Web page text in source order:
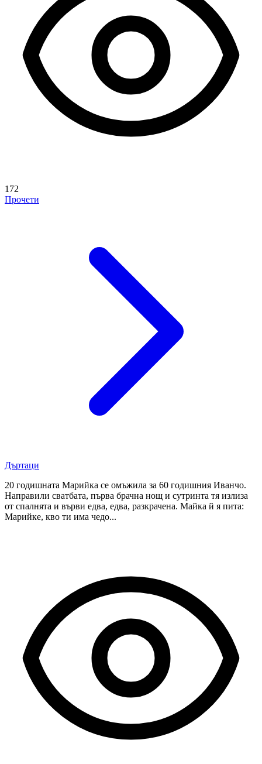
172
Прочети
Дъртаци
20 годишната Марийка се омъжила за 60 годишния Иванчо.
Направили сватбата, първа брачна нощ и сутринта тя излиза
от спалнята и върви едва, едва, разкрачена. Майка й я пита:
Марийке, кво ти има чедо...